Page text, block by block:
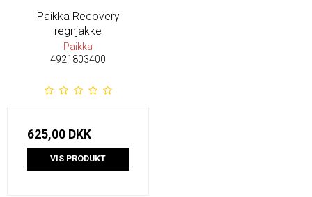
Paikka Recovery
regnjakke
Paikka
4921803400
625,00 DKK
VIS PRODUKT